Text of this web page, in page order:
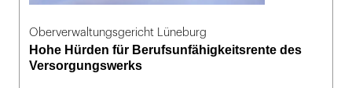
Oberverwaltungsgericht Lüneburg
Hohe Hürden für Berufsunfähigkeitsrente des
Versorgungswerks